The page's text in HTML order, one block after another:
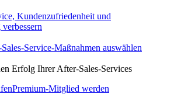
Kundenzufriedenheit und
Service-Maßnahmen auswählen
Erfolg Ihrer After-Sales-Services
Premium-Mitglied werden